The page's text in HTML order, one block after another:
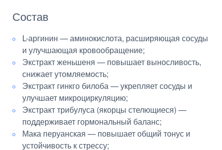
Состав
L-аргинин — аминокислота, расширяющая сосуды
и улучшающая кровообращение;
Экстракт женьшеня — повышает выносливость,
снижает утомляемость;
Экстракт гинкго билоба — укрепляет сосуды и
улучшает микроциркуляцию;
Экстракт трибулуса (якорцы стелющиеся) —
поддерживает гормональный баланс;
Мака перуанская — повышает общий тонус и
устойчивость к стрессу;